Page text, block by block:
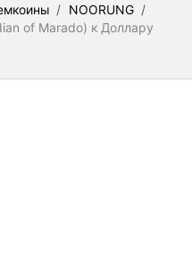
/ NOORUNG /
of Marado) к Доллару